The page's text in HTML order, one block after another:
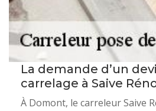
La demande d’un
carrelage à Saive
À Domont, le carreleur Saive